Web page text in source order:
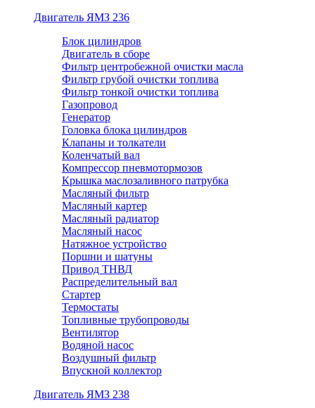
Двигатель ЯМЗ 236
Блок цилиндров
Двигатель в сборе
Фильтр центробежной очистки масла
Фильтр грубой очистки топлива
Фильтр тонкой очистки топлива
Газопровод
Генератор
Головка блока цилиндров
Клапаны и толкатели
Коленчатый вал
Компрессор пневмотормозов
Крышка маслозаливного патрубка
Масляный фильтр
Масляный картер
Масляный радиатор
Масляный насос
Натяжное устройство
Поршни и шатуны
Привод ТНВД
Распределительный вал
Стартер
Термостаты
Топливные трубопроводы
Вентилятор
Водяной насос
Воздушный фильтр
Впускной коллектор
Двигатель ЯМЗ 238